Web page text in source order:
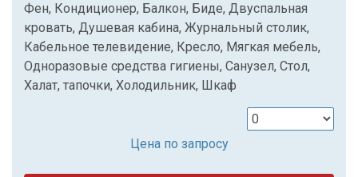
Фен, Кондиционер, Балкон, Биде, Двуспальная
кровать, Душевая кабина, Журнальный столик,
Кабельное телевидение, Кресло, Мягкая мебель,
Одноразовые средства гигиены, Санузел, Стол,
Халат, тапочки, Холодильник, Шкаф
Цена по запросу